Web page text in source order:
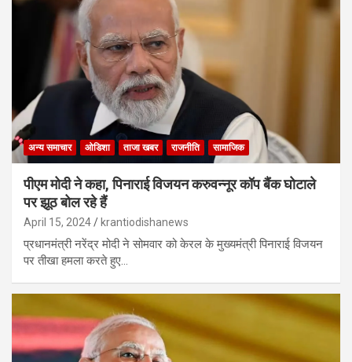
अन्य समाचार ओडिशा ताजा खबर राजनीति सामाजिक
पीएम मोदी ने कहा, पिनाराई विजयन करुवन्नूर कॉप बैंक घोटाले
पर झूठ बोल रहे हैं
April 15, 2024 krantiodishanews
प्रधानमंत्री नरेंद्र मोदी ने सोमवार को केरल के मुख्यमंत्री पिनाराई विजयन
पर तीखा हमला करते हुए…